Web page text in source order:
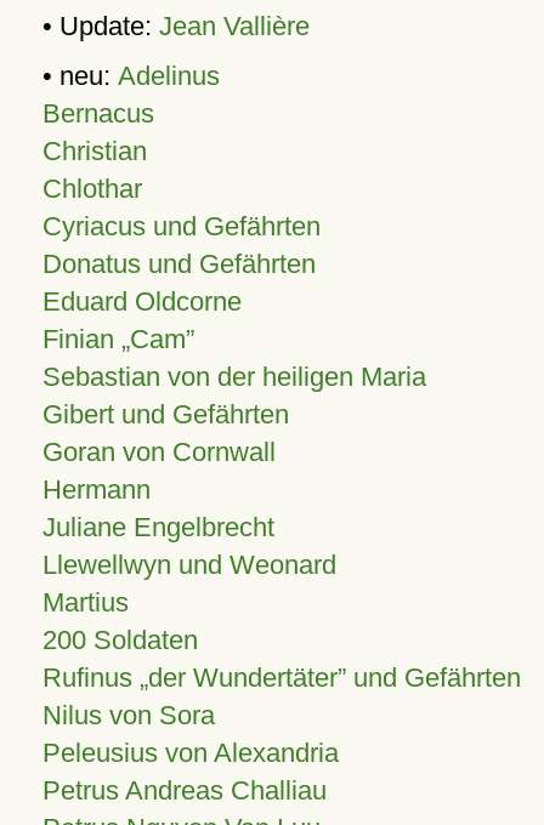
• Update: Jean Vallière
• neu: Adelinus
Bernacus
Christian
Chlothar
Cyriacus und Gefährten
Donatus und Gefährten
Eduard Oldcorne
Finian Cam
Sebastian von der heiligen Maria
Gibert und Gefährten
Goran von Cornwall
Hermann
Juliane Engelbrecht
Llewellwyn und Weonard
Martius
200 Soldaten
Rufinus „der Wundertäter” und Gefährten
Nilus von Sora
Peleusius von Alexandria
Petrus Andreas Challiau